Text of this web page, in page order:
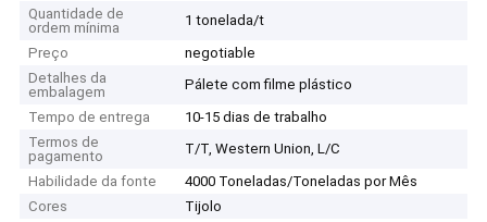
Quantidade de
ordem mínima
1 tonelada/t
Preço
negotiable
Detalhes da
embalagem
Pálete com filme plástico
Tempo de entrega
10-15 dias de trabalho
Termos de
pagamento
T/T, Western Union, L/C
Habilidade da fonte
4000 Toneladas/Toneladas por Mês
Cores
Tijolo